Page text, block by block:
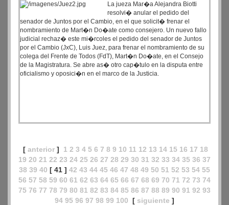
La jueza Mar�a Alejandra Biotti
resolvi� anular el pedido del
senador de Juntos por el Cambio, en el que solicit� frenar el
nombramiento de Mart�n Do�ate como consejero. Un nuevo fallo
judicial rechaz� este mi�rcoles el pedido del senador de Juntos
por el Cambio (JxC), Luis Juez, para frenar el nombramiento de su
colega del Frente de Todos (FdT), Mart�n Do�ate, en el Consejo
de la Magistratura. Se abre as� otro cap�tulo en la disputa entre
oficialismo y oposici�n en el marco de la Justicia.
[ anterior ] 1 2 3 4 5 6 7 8 9 10 11 12 13 14 15 16 17 18
19 20 21 22 23 24 25 26 27 28 29 30 31 32 33 34 35 36 37
38 39 40 [ 41 ] 42 43 44 45 46 47 48 49 50 51 52 53 54 55
56 57 58 59 60 61 62 63 64 65 66 67 68 69 70 71 72 73 74
75 76 77 78 79 80 81 82 83 84 85 86 87 88 89 90 91 92 93
94 95 96 97 98 99 100 [ siguiente ]